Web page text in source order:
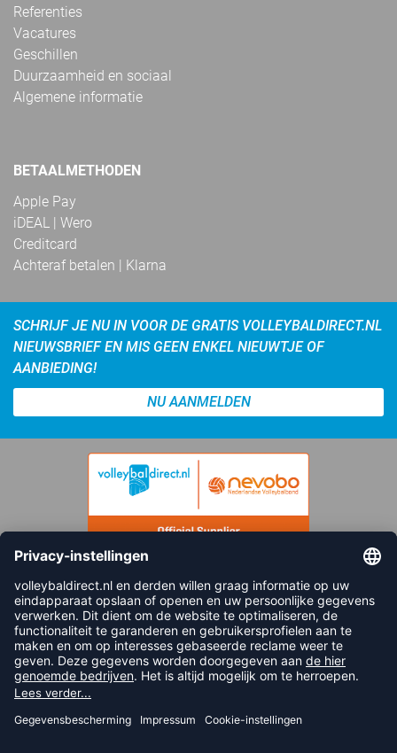
Referenties
Vacatures
Geschillen
Duurzaamheid en sociaal
Algemene informatie
BETAALMETHODEN
Apple Pay
iDEAL | Wero
Creditcard
Achteraf betalen | Klarna
SCHRIJF JE NU IN VOOR DE GRATIS VOLLEYBALDIRECT.NL
NIEUWSBRIEF EN MIS GEEN ENKEL NIEUWTJE OF
AANBIEDING!
NU AANMELDEN
FOLLOW US